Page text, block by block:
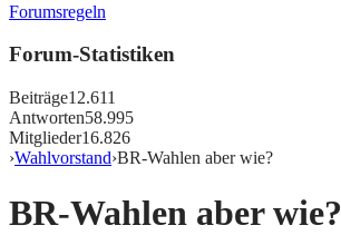
Forumsregeln
Forum-Statistiken
Beiträge12.611
Antworten58.995
Mitglieder16.826
›Wahlvorstand›BR-Wahlen aber wie?
BR-Wahlen aber wie?